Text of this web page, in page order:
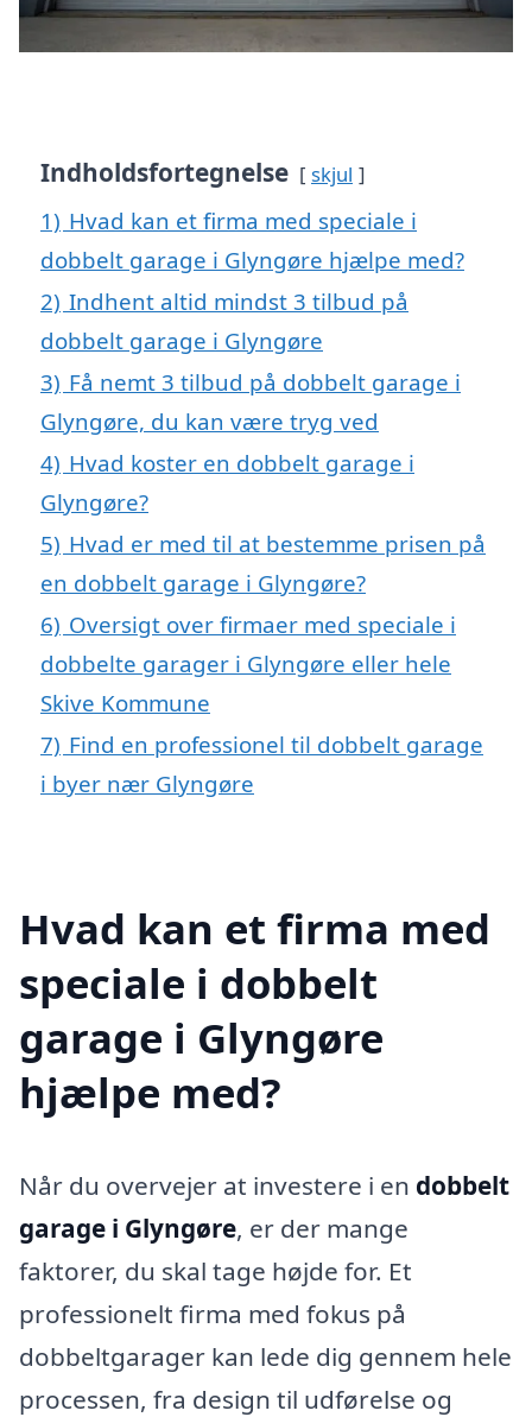
Indholdsfortegnelse skjul
1) Hvad kan et firma med speciale i
dobbelt garage i Glyngøre hjælpe med?
2) Indhent altid mindst 3 tilbud på
dobbelt garage i Glyngøre
3) Få nemt 3 tilbud på dobbelt garage i
Glyngøre, du kan være tryg ved
4) Hvad koster en dobbelt garage i
Glyngøre?
5) Hvad er med til at bestemme prisen på
en dobbelt garage i Glyngøre?
6) Oversigt over firmaer med speciale i
dobbelte garager i Glyngøre eller hele
Skive Kommune
7) Find en professionel til dobbelt garage
i byer nær Glyngøre
Hvad kan et firma med
speciale i dobbelt
garage i Glyngøre
hjælpe med?
Når du overvejer at investere i en dobbelt
garage i Glyngøre, er der mange
faktorer, du skal tage højde for. Et
professionelt firma med fokus på
dobbeltgarager kan lede dig gennem hele
processen, fra design til udførelse og